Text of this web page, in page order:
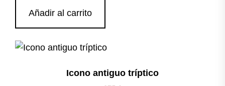
Añadir al carrito
Icono antiguo tríptico